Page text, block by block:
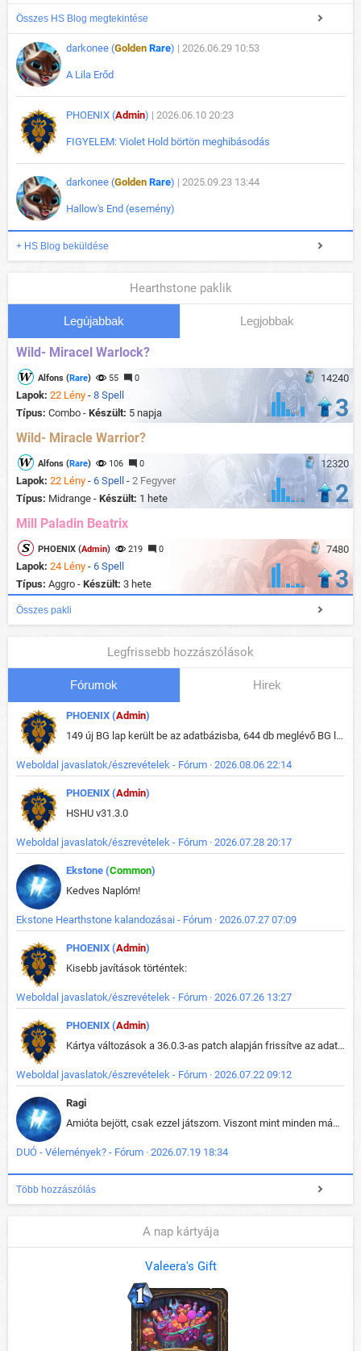
Összes HS Blog megtekintése
darkonee (Golden Rare) | 2026.06.29 10:53
A Lila Erőd
PHOENIX (Admin) | 2026.06.10 20:23
FIGYELEM: Violet Hold börtön meghibásodás
darkonee (Golden Rare) | 2025.09.23 13:44
Hallow's End (esemény)
+ HS Blog beküldése
Hearthstone paklik
Legújabbak Legjobbak
Wild- Miracel Warlock?
14240
Alfons (Rare) 55 0
Lapok: 22 Lény - 8 Spell
Típus: Combo - Készült: 5 napja 3
Wild- Miracle Warrior?
12320
Alfons (Rare) 106 0
Lapok: 22 Lény - 6 Spell - 2 Fegyver
Típus: Midrange - Készült: 1 hete 2
Mill Paladin Beatrix
7480
PHOENIX (Admin) 219 0
Lapok: 24 Lény - 6 Spell
Típus: Aggro - Készült: 3 hete 3
Összes pakli
Legfrissebb hozzászólások
Fórumok Hirek
PHOENIX (Admin)
149 új BG lap került be az adatbázisba, 644 db meglévő BG lap módosult, bekerültek az új képek a megváltozott lapokhoz is.
Weboldal javaslatok/észrevételek - Fórum · 2026.08.06 22:14
PHOENIX (Admin)
HSHU v31.3.0
Weboldal javaslatok/észrevételek - Fórum · 2026.07.28 20:17
Ekstone (Common)
Kedves Naplóm!
Ekstone Hearthstone kalandozásai - Fórum · 2026.07.27 07:09
PHOENIX (Admin)
Kisebb javítások történtek:
Weboldal javaslatok/észrevételek - Fórum · 2026.07.26 13:27
PHOENIX (Admin)
Kártya változások a 36.0.3-as patch alapján frissítve az adatbázisban (képek is cserélve).
Weboldal javaslatok/észrevételek - Fórum · 2026.07.22 09:12
Ragi
Amióta bejött, csak ezzel játszom. Viszont mint minden más - akár az alapjáték is, ez is baromira összetett lett. Néha már pár kör után is esélytelen az egész. Vagy irreállisan túltápol valaki, vagy lelép a partner, vagy csak hülye mint a segg. És amikor eljönne az én időm, na akkor jön el mindenki másé is. Engem jobban érdekelne, hogy ki milyen ratingen szokott játszani. Na ez lenne egy érdekes adat.
DUÓ - Vélemények? - Fórum · 2026.07.19 18:34
Több hozzászólás
A nap kártyája
Valeera's Gift